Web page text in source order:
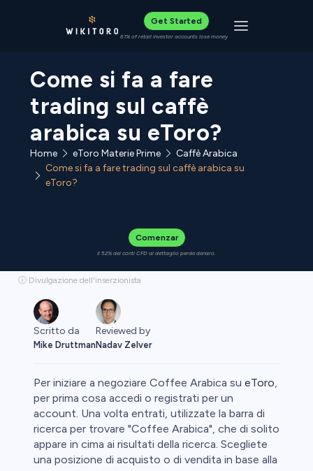
Get Started
61% of retail investor accounts lose money Toggle
Come si fa a fare
trading sul caffè
arabica su eToro?
Home eToro Materie Prime
Caffè Arabica
Come si fa a fare trading sul caffè arabica su
eToro?
Comenzar
Il 52% dei conti CFD al dettaglio perde denaro.
ⓘ Divulgazione dell'inserzionista
Scritto da
Mike Druttman
Reviewed by
Nadav Zelver
Per iniziare a negoziare Coffee Arabica su eToro,
per prima cosa accedi o registrati per un
account. Una volta entrati, utilizzate la barra di
ricerca per trovare "Coffee Arabica", che di solito
appare in cima ai risultati della ricerca. Scegliete
una posizione di acquisto o di vendita in base alla